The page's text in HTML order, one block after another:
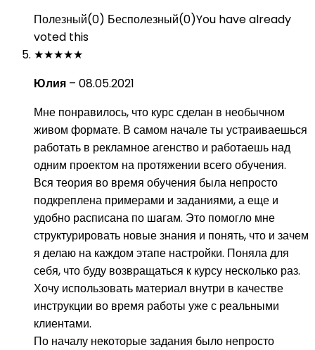
Полезный(0) Бесполезный(0)You have already
voted this
★★★★★
Юлия – 08.05.2021
Мне понравилось, что курс сделан в необычном
живом формате. В самом начале ты устраиваешься
работать в рекламное агенство и работаешь над
одним проектом на протяжении всего обучения.
Вся теория во время обучения была непросто
подкреплена примерами и заданиями, а еще и
удобно расписана по шагам. Это помогло мне
структурировать новые знания и понять, что и зачем
я делаю на каждом этапе настройки. Поняла для
себя, что буду возвращаться к курсу несколько раз.
Хочу использовать материал внутри в качестве
инструкции во время работы уже с реальными
клиентами.
По началу некоторые задания было непросто